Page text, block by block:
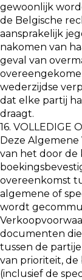
gewoonlijk
de Belgische
aansprakelijk
nakomen van
geval van
wederzijdse
dat elke partij
draagt.
16. VOLLEDIGE
Deze
van het door de
overeenkomst
algemene of
wordt
documenten
tussen de
van prioriteit, de
(inclusief de